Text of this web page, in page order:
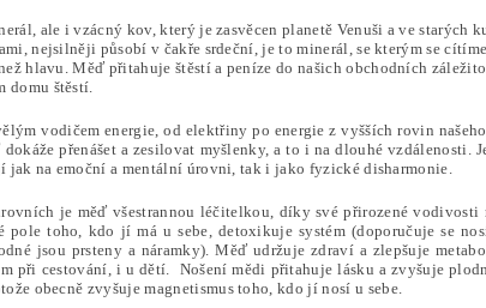
ale i vzácný kov, který je zasvěcen planetě Venuši a ve
nejsilněji působí v čakře srdeční, je to minerál, se kterým se
hlavu. Měď přitahuje štěstí a peníze do našich obchodních
domu štěstí.
vodičem energie, od elektřiny po energie z vyšších rovin
dokáže přenášet a zesilovat myšlenky, a to i na dlouhé
jak na emoční a mentální úrovni, tak i jako fyzické disharmonie.
je měď všestrannou léčitelkou, díky své přirozené
pole toho, kdo jí má u sebe, detoxikuje systém (doporučuje se
jsou prsteny a náramky). Měď udržuje zdraví a zlepšuje
při cestování, i u dětí. Nošení mědi přitahuje lásku a zvyšuje
obecně zvyšuje magnetismus toho, kdo jí nosí u sebe.